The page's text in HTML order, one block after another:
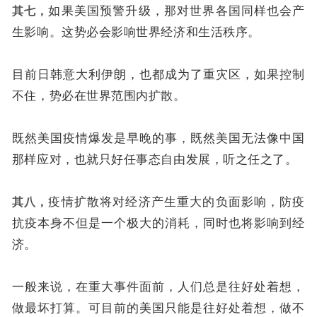
其七，如果美国预警升级，那对世界各国同样也会产
生影响。这势必会影响世界经济和生活秩序。
目前日韩意大利伊朗，也都成为了重灾区，如果控制
不住，势必在世界范围内扩散。
既然美国疫情爆发是早晚的事，既然美国无法像中国
那样应对，也就只好任事态自由发展，听之任之了。
其八，疫情扩散将对经济产生重大的负面影响，防疫
抗疫本身不但是一个极大的消耗，同时也将影响到经
济。
一般来说，在重大事件面前，人们总是往好处着想，
做最坏打算。可目前的美国只能是往好处着想，做不